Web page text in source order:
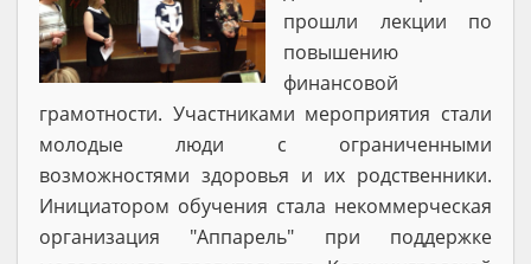
прошли лекции по
повышению
финансовой
грамотности. Участниками мероприятия стали
молодые люди с ограниченными
возможностями здоровья и их родственники.
Инициатором обучения стала некоммерческая
организация "Аппарель" при поддержке